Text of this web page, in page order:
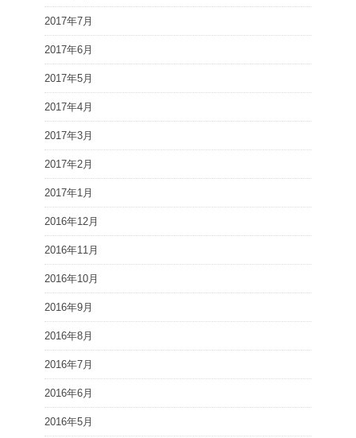
2017年7月
2017年6月
2017年5月
2017年4月
2017年3月
2017年2月
2017年1月
2016年12月
2016年11月
2016年10月
2016年9月
2016年8月
2016年7月
2016年6月
2016年5月